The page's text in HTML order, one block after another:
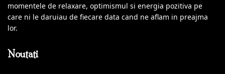
momentele de relaxare, optimismul si energia pozitiva pe
care ni le daruiau de fiecare data cand ne aflam in preajma
lor.
Noutati